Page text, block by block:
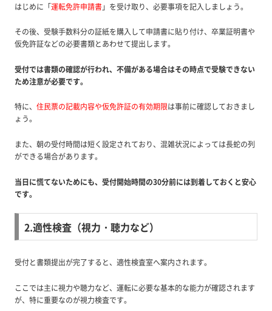
はじめに「運転免許申請書」を受け取り、必要事項を記入しましょう。
その後、受験手数料分の証紙を購入して申請書に貼り付け、卒業証明書や
仮免許証などの必要書類とあわせて提出します。
受付では書類の確認が行われ、不備がある場合はその時点で受験できない
ため注意が必要です。
特に、 住民票の記載内容や仮免許証の有効期限は事前に確認しておきまし
ょう。
また、朝の受付時間は短く設定されており、混雑状況によっては長蛇の列
ができる場合があります。
当日に慌てないためにも、受付開始時間の30分前には到着しておくと安心
です。
2.適性検査（視力・聴力など）
受付と書類提出が完了すると、適性検査室へ案内されます。
ここでは主に視力や聴力など、運転に必要な基本的な能力が確認されます
が、特に重要なのが視力検査です。